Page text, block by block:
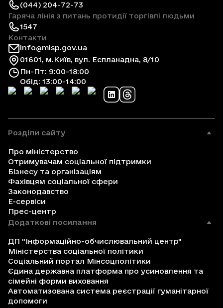
(044) 204-72-73
Гаряча лінія з питань протидії торгівлі людьми
1547
Контакти
info@mlsp.gov.ua
01601, м.Київ, вул. Еспланадна, 8/10
Пн-Пт: 9:00-18:00
Обід: 13:00-14:00
Розділи сайту
Про міністерство
Отримувачам соціальної підтримки
Бізнесу та організаціям
Фахівцям соціальної сфери
Законодавство
Е-сервіси
Прес-центр
Додаткові посилання
ДП "Інформаційно-обчислювальний центр"
Міністерства соціальної політики
Соціальний портал Мінсоцполітики
Єдина державна платформа про усиновлення та
сімейні форми виховання
Автоматизована система реєстрації гуманітарної
допомоги